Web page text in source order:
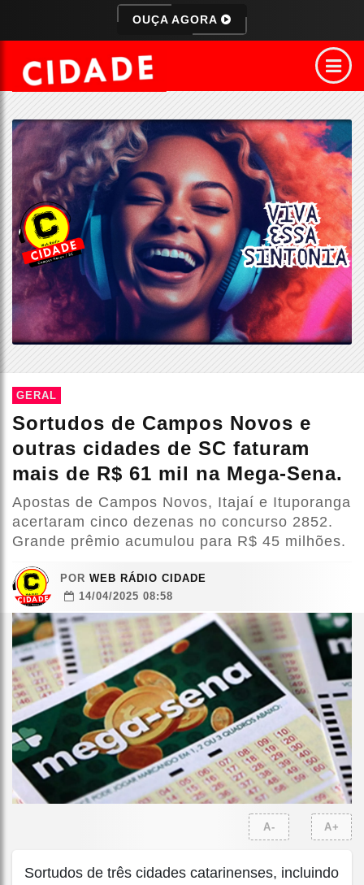
OUÇA AGORA
GERAL
Sortudos de Campos Novos e
outras cidades de SC faturam
mais de R$ 61 mil na Mega-Sena.
Apostas de Campos Novos, Itajaí e Ituporanga
acertaram cinco dezenas no concurso 2852.
Grande prêmio acumulou para R$ 45 milhões.
POR WEB RÁDIO CIDADE
14/04/2025 08:58
A- A+
Sortudos de três cidades catarinenses, incluindo